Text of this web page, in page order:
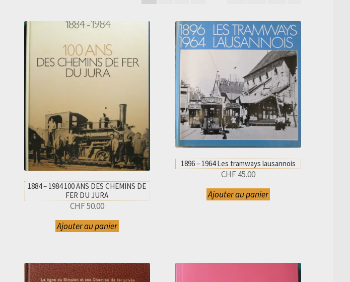
1884 – 1984 100 ANS DES CHEMINS DE
FER DU JURA
CHF50.00
Ajouter au panier
1896 – 1964 Les tramways lausannois
CHF 45.00
Ajouter au panier